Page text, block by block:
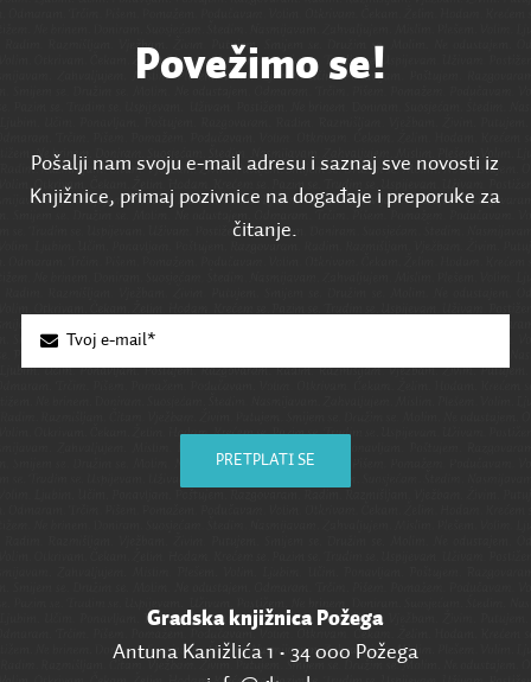
Povežimo se!
Pošalji nam svoju e-mail adresu i saznaj sve novosti iz
Knjižnice, primaj pozivnice na događaje i preporuke za
čitanje.
PRETPLATI SE
Gradska knjižnica Požega
Antuna Kanižlića 1 • 34 000 Požega